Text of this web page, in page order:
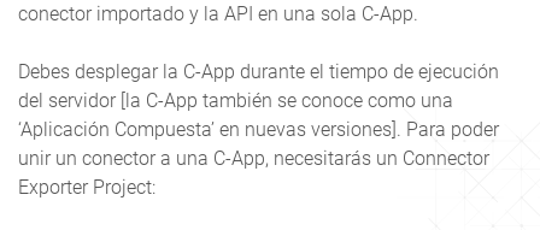
conector importado y la API en una sola C-App.
Debes desplegar la C-App durante el tiempo de ejecución
del servidor [la C-App también se conoce como una
‘Aplicación Compuesta’ en nuevas versiones]. Para poder
unir un conector a una C-App, necesitarás un Connector
Exporter Project: